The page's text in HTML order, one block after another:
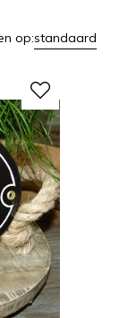
op:standaard